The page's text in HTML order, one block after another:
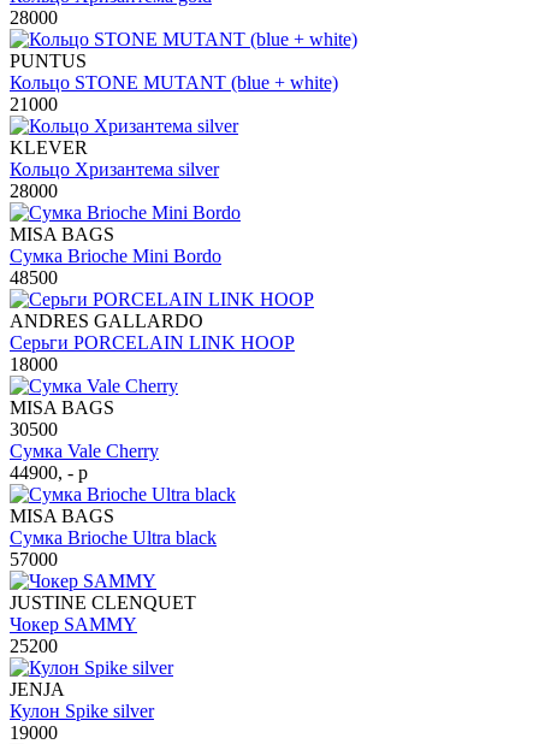
28000
PUNTUS
Кольцо STONE MUTANT (blue + white)
21000
KLEVER
Кольцо Хризантема silver
28000
MISA BAGS
Сумка Brioche Mini Bordo
48500
ANDRES GALLARDO
Серьги PORCELAIN LINK HOOP
18000
MISA BAGS
30500
Сумка Vale Cherry
44900, - р
MISA BAGS
Сумка Brioche Ultra black
57000
JUSTINE CLENQUET
Чокер SAMMY
25200
JENJA
Кулон Spike silver
19000